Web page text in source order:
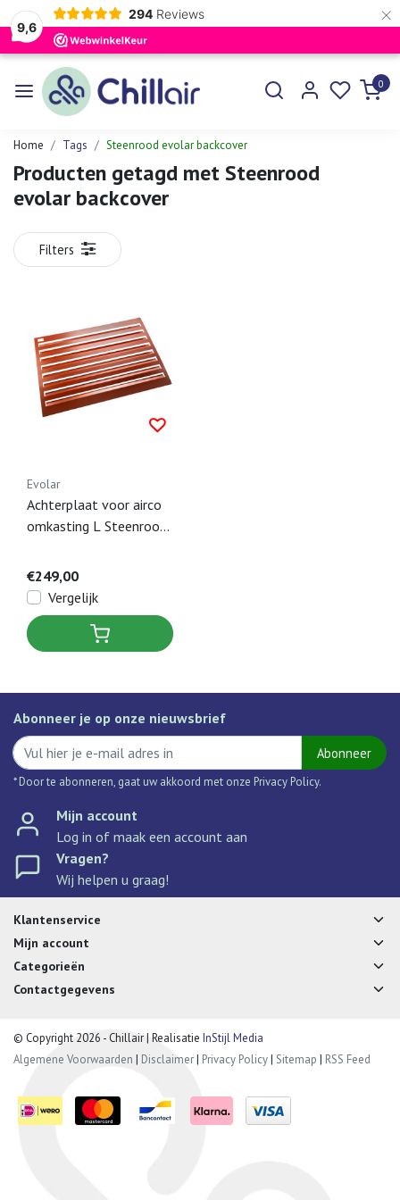
9,6
294 Reviews ×
0
Home Tags Steenrood evolar backcover
Producten getagd met Steenrood
evolar backcover
Filters
Evolar
Achterplaat voor airco
omkasting L Steenrood
€249,00
Vergelijk
Abonneer je op onze nieuwsbrief
Abonneer
* Door te abonneren, gaat uw akkoord met onze Privacy Policy.
Mijn account
Log in of maak een account aan
Vragen?
Wij helpen u graag!
Klantenservice
Mijn account
Categorieën
Contactgegevens
© Copyright 2026 - Chillair | Realisatie InStijl Media
Algemene Voorwaarden | Disclaimer| Privacy Policy| Sitemap | RSS Feed